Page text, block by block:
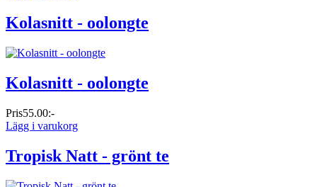
Kolasnitt - oolongte
Kolasnitt - oolongte
Pris55.00:-
Lägg i varukorg
Tropisk Natt - grönt te